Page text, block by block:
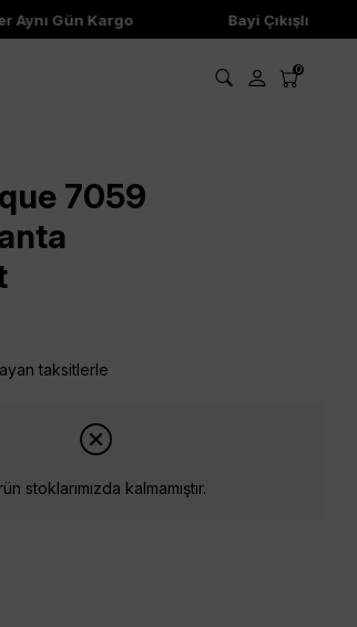
Gün Kargo Bayi Çıkışlı Ürünler
0
7059
taksitlerle
stoklarımızda kalmamıştır.